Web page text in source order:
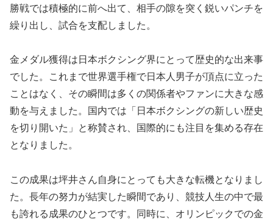
勝戦では積極的に前へ出て、相手の隙を突く鋭いパンチを
繰り出し、試合を支配しました。
金メダル獲得は日本ボクシング界にとって歴史的な出来事
でした。これまで世界選手権で日本人男子が頂点に立った
ことはなく、その瞬間は多くの関係者やファンに大きな感
動を与えました。国内では「日本ボクシングの新しい歴史
を切り開いた」と称賛され、国際的にも注目を集める存在
となりました。
この成果は坪井さん自身にとっても大きな転機となりまし
た。長年の努力が結実した瞬間であり、競技人生の中で最
も誇れる成果のひとつです。同時に、オリンピックでの金